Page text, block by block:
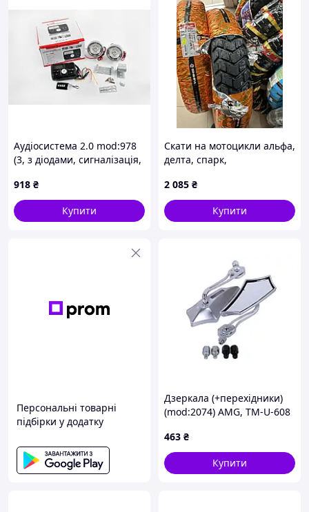
Аудіосистема 2.0 mod:978
(3, з діодами, сигналізація,
дисплей), TM-A-553
918 ₴
Купити
Скати на мотоцикли альфа,
делта, спарк,
2 085 ₴
Купити
Персональні товарні
підбірки у додатку
Дзеркала (+перехідники)
(mod:2074) AMG, TM-U-608
463 ₴
Купити